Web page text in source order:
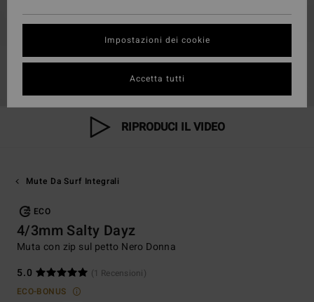
RIPRODUCI IL VIDEO
Mute Da Surf Integrali
ECO
4/3mm Salty Dayz
Muta con zip sul petto Nero Donna
5.0
(1 Recensioni)
ECO-BONUS
Impostazioni dei cookie
Accetta tutti